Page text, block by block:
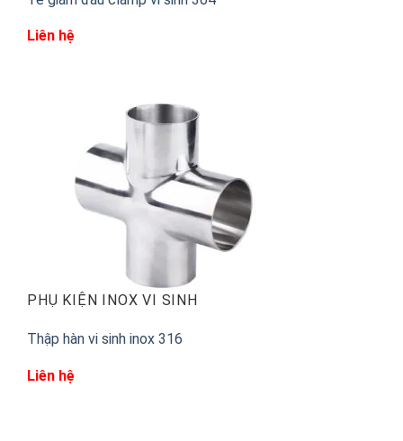
Liên hệ
PHỤ KIỆN INOX VI SINH
Thập hàn vi sinh inox 316
Liên hệ